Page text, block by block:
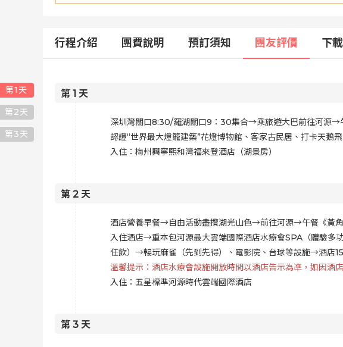
行程介紹 團費說明 預訂須知 團友評價 下
第1 天
第2天
第3天
第 1 天
深圳灣關口8:30/羅湖關口9：30集合→乘旅遊大巴前往河源→
認證“世界最大燈籠建築”花燈博物館、客家古民居、打卡天
入住：梅州興寧熙和灣福來登酒店（湖景房）
第 2 天
酒店營養早餐→自由活動盡攬湖光山色→前往河源→午餐《黃
入住酒店→重本包河源最大雲端國際酒店水療會SPA（體驗多
任飲）→暢玩麻雀（先到先得）、電影院、台球等設施→酒店
溫馨提示：酒店水療會設施開放時間以酒店告示為凖，如因酒
入住：五星標準河源時代雲端國際酒店
第 3 天